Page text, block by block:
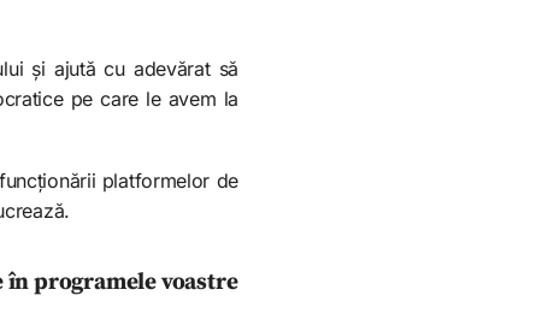
și ajută cu adevărat să
pe care le avem la
platformelor de
în programele voastre